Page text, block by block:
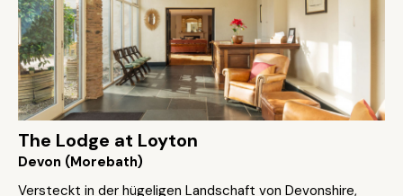
The Lodge at Loyton
Devon (Morebath)
Versteckt in der hügeligen Landschaft von Devonshire,